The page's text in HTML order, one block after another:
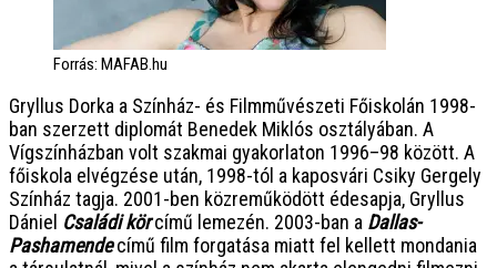
Forrás: MAFAB.hu
Gryllus Dorka a Színház- és Filmművészeti Főiskolán 1998-
ban szerzett diplomát Benedek Miklós osztályában. A
Vígszínházban volt szakmai gyakorlaton 1996–98 között. A
főiskola elvégzése után, 1998-tól a kaposvári Csiky Gergely
Színház tagja. 2001-ben közreműködött édesapja, Gryllus
Dániel Családi kör című lemezén. 2003-ban a Dallas-
Pashamendecímű film forgatása miatt fel kellett mondania